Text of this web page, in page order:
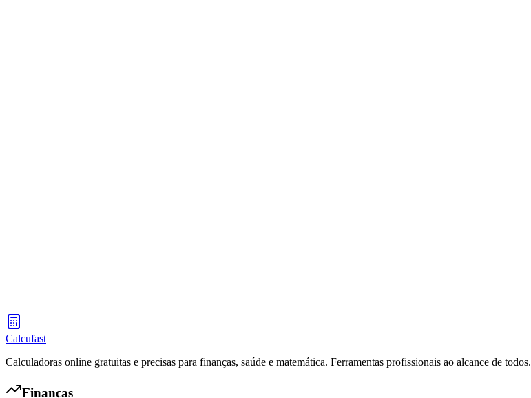
Calcula tu aguinaldo (bono navideño) según la ley laboral de Guatemala
Calcufast
Calculadoras online gratuitas e precisas para finanças, saúde e matemática. Ferramentas profissionais ao alcance de todos.
Finanças